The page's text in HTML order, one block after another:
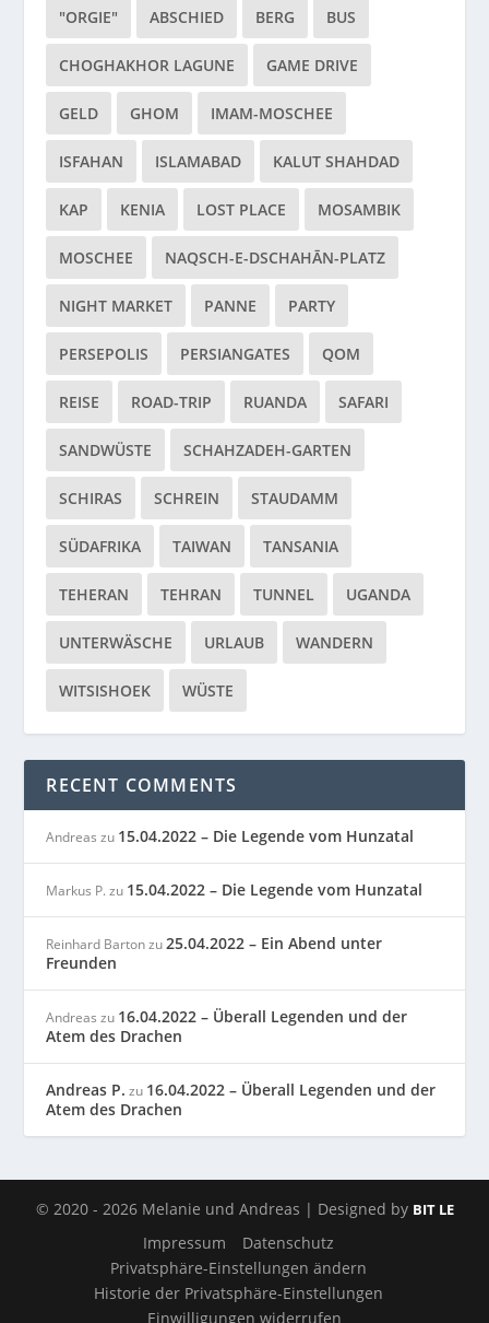
"ORGIE" ABSCHIED BERG BUS
CHOGHAKHOR LAGUNE GAME DRIVE
GELD GHOM IMAM-MOSCHEE
ISFAHAN ISLAMABAD KALUT SHAHDAD
KAP KENIA LOST PLACE MOSAMBIK
MOSCHEE NAQSCH-E-DSCHAHĀN-PLATZ
NIGHT MARKET PANNE PARTY
PERSEPOLIS PERSIANGATES QOM
REISE ROAD-TRIP RUANDA SAFARI
SANDWÜSTE SCHAHZADEH-GARTEN
SCHIRAS SCHREIN STAUDAMM
SÜDAFRIKA TAIWAN TANSANIA
TEHERAN TEHRAN TUNNEL UGANDA
UNTERWÄSCHE URLAUB WANDERN
WITSISHOEK WÜSTE
RECENT COMMENTS
Andreas zu 15.04.2022 – Die Legende vom Hunzatal
Markus P. zu 15.04.2022 – Die Legende vom Hunzatal
Reinhard Bartonzu25.04.2022 – Ein Abend unter
Freunden
Andreas zu 16.04.2022 – Überall Legenden und der
Atem des Drachen
Andreas P. zu 16.04.2022 – Überall Legenden und der
Atem des Drachen
© 2020 - 2026 Melanie und Andreas | Designed by BIT LE
Impressum
Datenschutz
Privatsphäre-Einstellungen ändern
Historie der Privatsphäre-Einstellungen
Einwilligungen widerrufen